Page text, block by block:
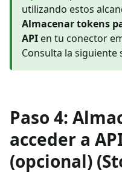
utilizando estos
Almacenar tokens
API en tu conector
Consulta la siguiente
Paso 4:
acceder a
(opcional)